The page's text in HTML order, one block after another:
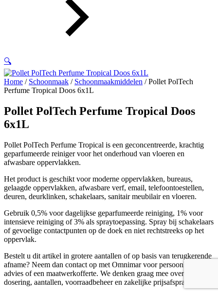
🔍
Home / Schoonmaak / Schoonmaakmiddelen / Pollet PolTech
Perfume Tropical Doos 6x1L
Pollet PolTech Perfume Tropical Doos
6x1L
Pollet PolTech Perfume Tropical is een geconcentreerde, krachtig
geparfumeerde reiniger voor het onderhoud van vloeren en
afwasbare oppervlakken.
Het product is geschikt voor moderne oppervlakken, bureaus,
gelaagde oppervlakken, afwasbare verf, email, telefoontoestellen,
deuren, deurklinken, schakelaars, sanitair meubilair en vloeren.
Gebruik 0,5% voor dagelijkse geparfumeerde reiniging, 1% voor
intensieve reiniging of 3% als spraytoepassing. Spray bij schakelaars
of gevoelige contactpunten op de doek en niet rechtstreeks op het
oppervlak.
Bestelt u dit artikel in grotere aantallen of op basis van terugkerende
afname? Neem dan contact op met Omnimar voor persoonlijk
advies of een maatwerkofferte. We denken graag mee over de juiste
dosering, aantallen, voorraadbeheer en zakelijke prijsafspraken.